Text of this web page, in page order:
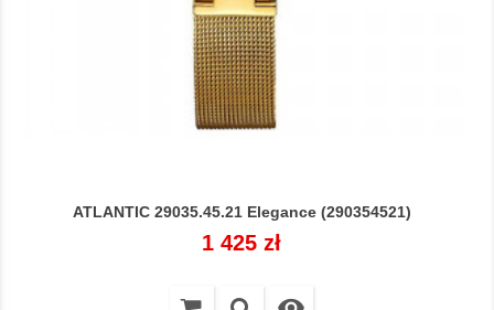
ATLANTIC 29035.45.21 Elegance (290354521)
Cena
1 425 zł